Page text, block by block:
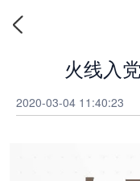
火线入
2020-03-04 11:40:23